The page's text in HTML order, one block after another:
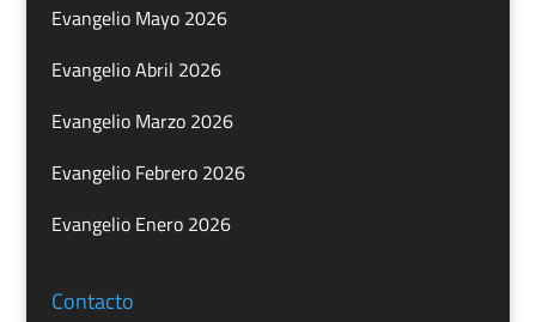
Evangelio Mayo 2026
Evangelio Abril 2026
Evangelio Marzo 2026
Evangelio Febrero 2026
Evangelio Enero 2026
Contacto